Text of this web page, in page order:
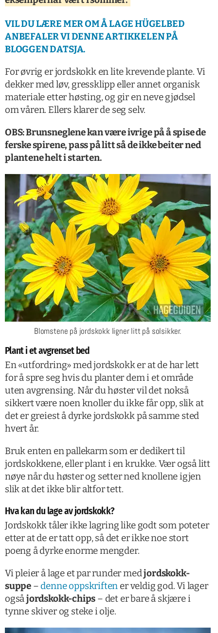
VIL DU LÆRE MER OM Å LAGE HÜGELBED
ANBEFALER VI DENNE ARTIKKELEN PÅ
BLOGGEN DATSJA.
For øvrig er jordskokk en lite krevende plante. Vi
dekker med løv, gressklipp eller annet organisk
materiale etter høsting, og gir en neve gjødsel
om våren. Ellers klarer de seg selv.
OBS: Brunsneglene kan være ivrige på å spise de
ferske spirene, pass på litt så de ikke beiter ned
plantene helt i starten.
Blomstene på jordskokk ligner litt på solsikker.
Plant i et avgrenset bed
En «utfordring» med jordskokk er at de har lett
for å spre seg hvis du planter dem i et område
uten avgrensing. Når du høster vil det nokså
sikkert være noen knoller du ikke får opp, slik at
det er greiest å dyrke jordskokk på samme sted
hvert år.
Bruk enten en pallekarm som er dedikert til
jordskokkene, eller plant i en krukke. Vær også litt
nøye når du høster og setter ned knollene igjen
slik at det ikke blir altfor tett.
Hva kan du lage av jordskokk?
Jordskokk tåler ikke lagring like godt som poteter
etter at de er tatt opp, så det er ikke noe stort
poeng å dyrke enorme mengder.
Vi pleier å lage et par runder medjordskokk-
suppe – denne oppskriften er veldig god. Vi lager
ogsåjordskokk-chips – det er bare å skjære i
tynne skiver og steke i olje.